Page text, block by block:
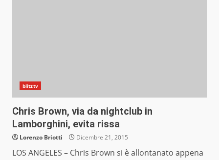
blitztv
Chris Brown, via da nightclub in
Lamborghini, evita rissa
Lorenzo Briotti Dicembre 21, 2015
LOS ANGELES – Chris Brown si è allontanato appena